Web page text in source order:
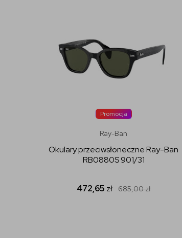
Promocja
Ray-Ban
Okulary przeciwsłoneczne Ray-Ban
RB0880S 901/31
472,65 zł 685,00zł